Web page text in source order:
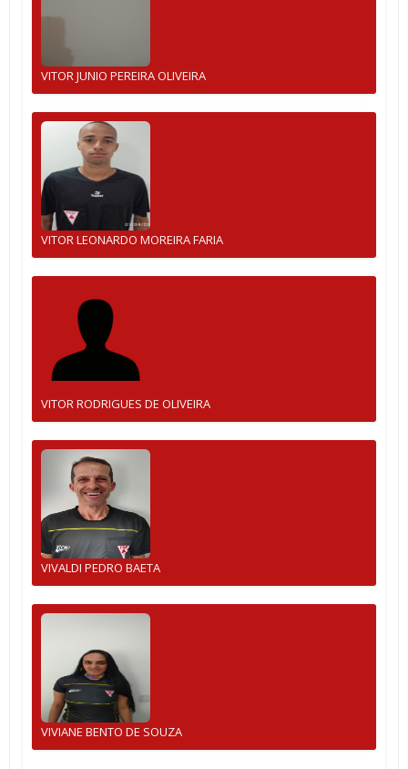
VITOR JUNIO PEREIRA OLIVEIRA
VITOR LEONARDO MOREIRA FARIA
VITOR RODRIGUES DE OLIVEIRA
VIVALDI PEDRO BAETA
VIVIANE BENTO DE SOUZA